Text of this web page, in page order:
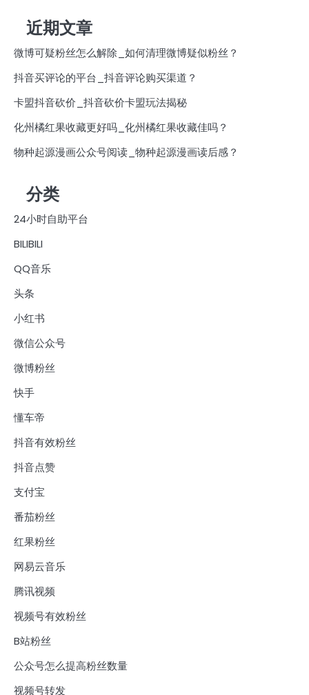
近期文章
微博可疑粉丝怎么解除_如何清理微博疑似粉丝？
抖音买评论的平台_抖音评论购买渠道？
卡盟抖音砍价_抖音砍价卡盟玩法揭秘
化州橘红果收藏更好吗_化州橘红果收藏佳吗？
物种起源漫画公众号阅读_物种起源漫画读后感？
分类
24小时自助平台
BILIBILI
QQ音乐
头条
小红书
微信公众号
微博粉丝
快手
懂车帝
抖音有效粉丝
抖音点赞
支付宝
番茄粉丝
红果粉丝
网易云音乐
腾讯视频
视频号有效粉丝
B站粉丝
公众号怎么提高粉丝数量
视频号转发